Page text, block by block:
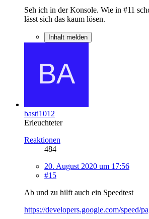
Seh ich in der Konsole. Wie in #11
lässt sich das kaum lösen.
Inhalt melden
basti1012
Erleuchteter
Reaktionen
484
20. August 2020 um 17:56
#15
Ab und zu hilft auch ein Speedtest
https://developers.google.com/speed/